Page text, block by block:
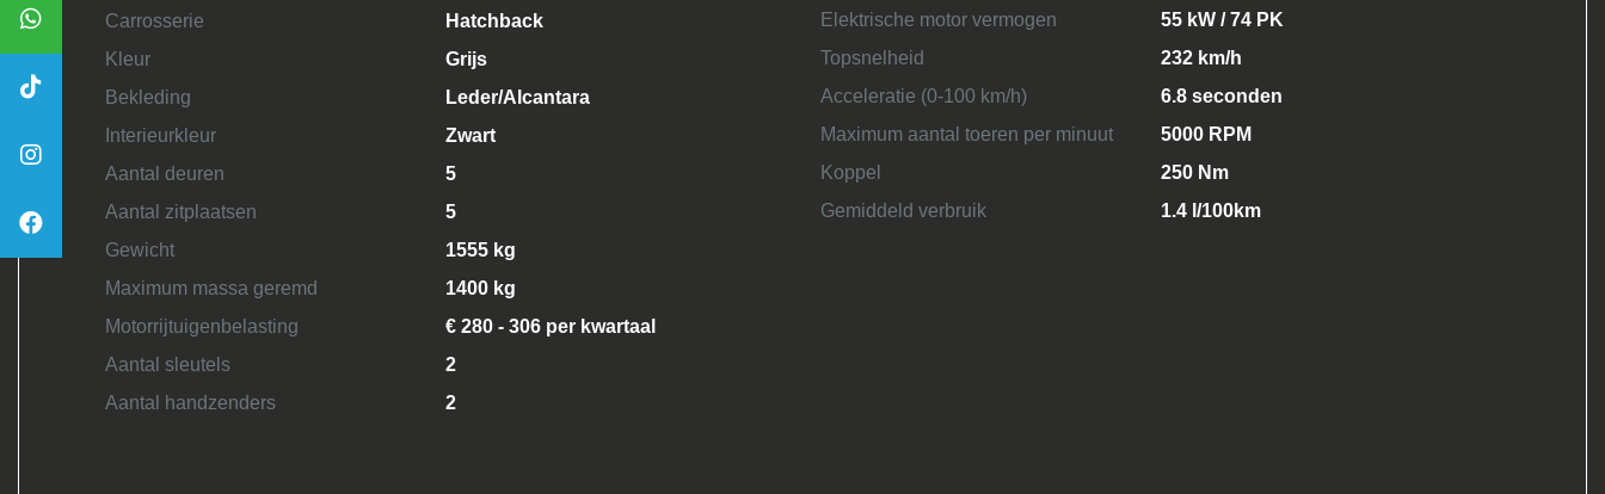
Carrosserie
Hatchback
Kleur
Grijs
Bekleding
Leder/Alcantara
Interieurkleur
Zwart
Aantal deuren
5
Aantal zitplaatsen
5
Gewicht
1555 kg
Maximum massa geremd
1400 kg
Motorrijtuigenbelasting
€ 280 - 306 per kwartaal
Aantal sleutels
2
Aantal handzenders
2
Elektrische motor vermogen
55 kW / 74 PK
Topsnelheid
232 km/h
Acceleratie (0-100 km/h)
6.8 seconden
Maximum aantal toeren per minuut
5000 RPM
Koppel
250 Nm
Gemiddeld verbruik
1.4 l/100km